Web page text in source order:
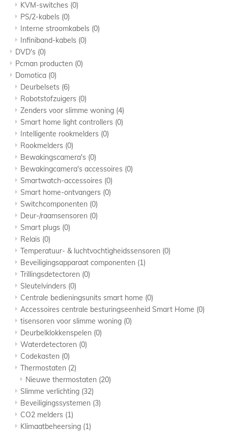
KVM-switches (0)
PS/2-kabels (0)
Interne stroomkabels (0)
Infiniband-kabels (0)
DVD's (0)
Pcman producten (0)
Domotica (0)
Deurbelsets (6)
Robotstofzuigers (0)
Zenders voor slimme woning (4)
Smart home light controllers (0)
Intelligente rookmelders (0)
Rookmelders (0)
Bewakingscamera's (0)
Bewakingcamera's accessoires (0)
Smartwatch-accessoires (0)
Smart home-ontvangers (0)
Switchcomponenten (0)
Deur-/raamsensoren (0)
Smart plugs (0)
Relais (0)
Temperatuur- & luchtvochtigheidssensoren (0)
Beveiligingsapparaat componenten (1)
Trillingsdetectoren (0)
Sleutelvinders (0)
Centrale bedieningsunits smart home (0)
Accessoires centrale besturingseenheid Smart Home (0)
tisensoren voor slimme woning (0)
Deurbelklokkenspelen (0)
Waterdetectoren (0)
Codekasten (0)
Thermostaten (2)
Nieuwe thermostaten (20)
Slimme verlichting (32)
Beveiligingssystemen (3)
CO2 melders (1)
Klimaatbeheersing (1)